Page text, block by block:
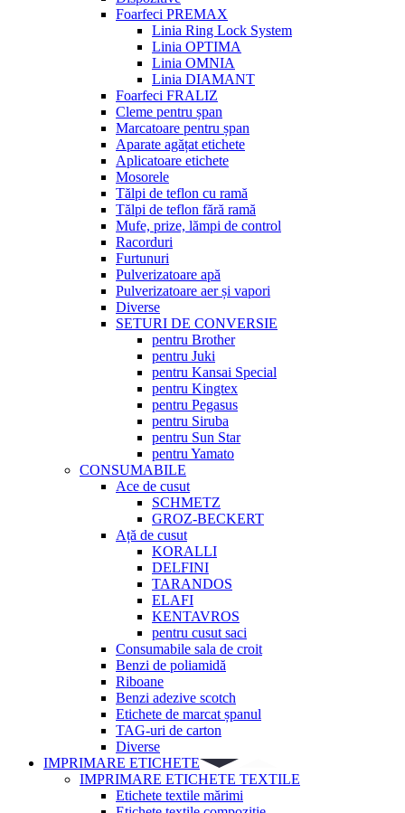
Foarfeci PREMAX
Linia Ring Lock System
Linia OPTIMA
Linia OMNIA
Linia DIAMANT
Foarfeci FRALIZ
Cleme pentru șpan
Marcatoare pentru șpan
Aparate agățat etichete
Aplicatoare etichete
Mosorele
Tălpi de teflon cu ramă
Tălpi de teflon fără ramă
Mufe, prize, lămpi de control
Racorduri
Furtunuri
Pulverizatoare apă
Pulverizatoare aer și vapori
Diverse
SETURI DE CONVERSIE
pentru Brother
pentru Juki
pentru Kansai Special
pentru Kingtex
pentru Pegasus
pentru Siruba
pentru Sun Star
pentru Yamato
CONSUMABILE
Ace de cusut
SCHMETZ
GROZ-BECKERT
Ață de cusut
KORALLI
DELFINI
TARANDOS
ELAFI
KENTAVROS
pentru cusut saci
Consumabile sala de croit
Benzi de poliamidă
Riboane
Benzi adezive scotch
Etichete de marcat șpanul
TAG-uri de carton
Diverse
IMPRIMARE ETICHETE
IMPRIMARE ETICHETE TEXTILE
Etichete textile mărimi